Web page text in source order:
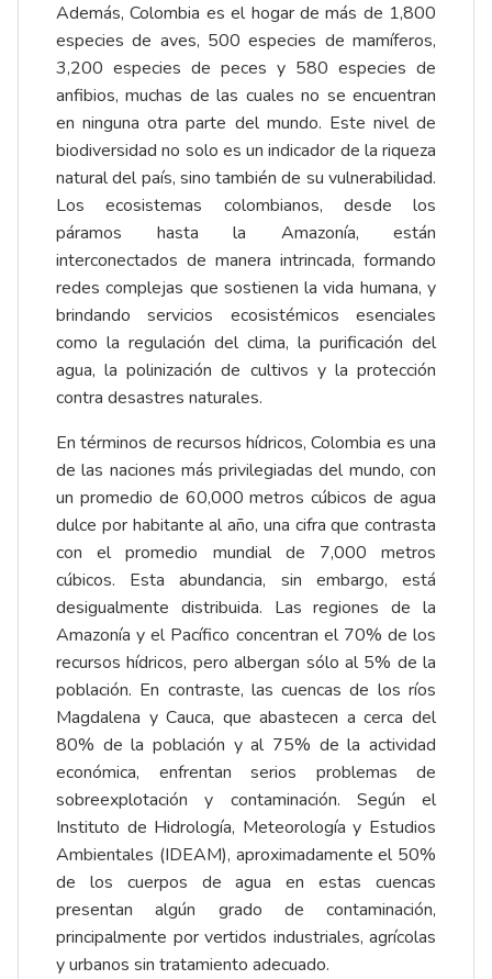
Además, Colombia es el hogar de más de 1,800
especies de aves, 500 especies de mamíferos,
3,200 especies de peces y 580 especies de
anfibios, muchas de las cuales no se encuentran
en ninguna otra parte del mundo. Este nivel de
biodiversidad no solo es un indicador de la riqueza
natural del país, sino también de su vulnerabilidad.
Los ecosistemas colombianos, desde los
páramos hasta la Amazonía, están
interconectados de manera intrincada, formando
redes complejas que sostienen la vida humana, y
brindando servicios ecosistémicos esenciales
como la regulación del clima, la purificación del
agua, la polinización de cultivos y la protección
contra desastres naturales.
En términos de recursos hídricos, Colombia es una
de las naciones más privilegiadas del mundo, con
un promedio de 60,000 metros cúbicos de agua
dulce por habitante al año, una cifra que contrasta
con el promedio mundial de 7,000 metros
cúbicos. Esta abundancia, sin embargo, está
desigualmente distribuida. Las regiones de la
Amazonía y el Pacífico concentran el 70% de los
recursos hídricos, pero albergan sólo al 5% de la
población. En contraste, las cuencas de los ríos
Magdalena y Cauca, que abastecen a cerca del
80% de la población y al 75% de la actividad
económica, enfrentan serios problemas de
sobreexplotación y contaminación. Según el
Instituto de Hidrología, Meteorología y Estudios
Ambientales (IDEAM), aproximadamente el 50%
de los cuerpos de agua en estas cuencas
presentan algún grado de contaminación,
principalmente por vertidos industriales, agrícolas
y urbanos sin tratamiento adecuado.